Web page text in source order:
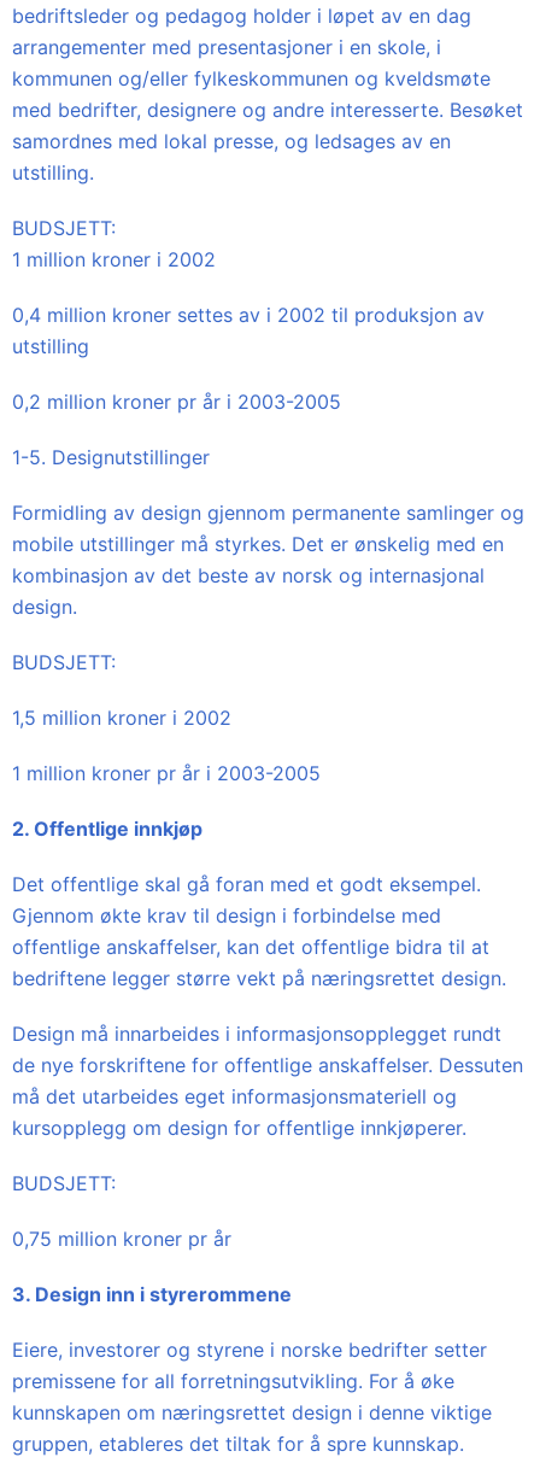
bedriftsleder og pedagog holder i løpet av en dag
arrangementer med presentasjoner i en skole, i
kommunen og/eller fylkeskommunen og kveldsmøte
med bedrifter, designere og andre interesserte. Besøket
samordnes med lokal presse, og ledsages av en
utstilling.
BUDSJETT:
1 million kroner i 2002
0,4 million kroner settes av i 2002 til produksjon av
utstilling
0,2 million kroner pr år i 2003-2005
1-5. Designutstillinger
Formidling av design gjennom permanente samlinger og
mobile utstillinger må styrkes. Det er ønskelig med en
kombinasjon av det beste av norsk og internasjonal
design.
BUDSJETT:
1,5 million kroner i 2002
1 million kroner pr år i 2003-2005
2. Offentlige innkjøp
Det offentlige skal gå foran med et godt eksempel.
Gjennom økte krav til design i forbindelse med
offentlige anskaffelser, kan det offentlige bidra til at
bedriftene legger større vekt på næringsrettet design.
Design må innarbeides i informasjonsopplegget rundt
de nye forskriftene for offentlige anskaffelser. Dessuten
må det utarbeides eget informasjonsmateriell og
kursopplegg om design for offentlige innkjøperer.
BUDSJETT:
0,75 million kroner pr år
3. Design inn i styrerommene
Eiere, investorer og styrene i norske bedrifter setter
premissene for all forretningsutvikling. For å øke
kunnskapen om næringsrettet design i denne viktige
gruppen, etableres det tiltak for å spre kunnskap.